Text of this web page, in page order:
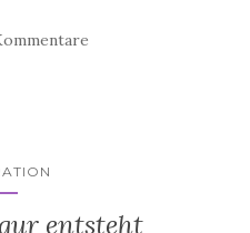
entsteht